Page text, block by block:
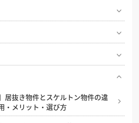
セプト設計から！開業・改装時に
ェットキッチン、飲食店の厨房は
るコツ、狭小キッチンの内装ア
の厨房レイアウト
つくる、店舗デザインとスタイル
例に学ぶ、後悔しない飲食店の店
功させるには？照明・換気・ファ
方。少子化・競合激化の中でも
るコツ
工事で失敗しないためのポイン
ジュール・業者選びのコツを解説
ないための内装業者の探し方と選
と工程・流れをわかりやすく解説
や内装工事を有利に進める！補助
り準備ガイド
内装制限とは？開業前に知ってお
意点
っておきたい、補助金・助成金
舗開業が間に合わない？内装費用
の相場ってどのくらい？気になる
居抜き物件とスケルトン物件の違
・メリット・選び方